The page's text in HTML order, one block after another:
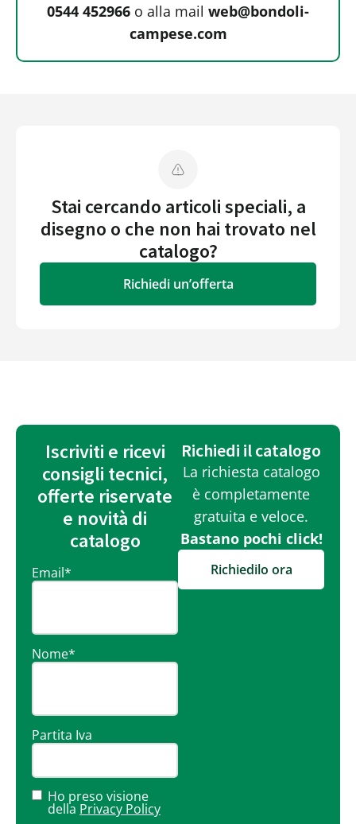
0544 452966 o alla mail web@bondoli-
campese.com
Stai cercando articoli speciali, a
disegno o che non hai trovato nel
catalogo?
Richiedi un’offerta
Iscriviti e ricevi
consigli tecnici,
offerte riservate
e novità di
catalogo
Email*
Nome*
Partita Iva
Ho preso visione
della Privacy Policy
Richiedi il catalogo
La richiesta catalogo
è completamente
gratuita e veloce.
Bastano pochi click!
Richiedilo ora